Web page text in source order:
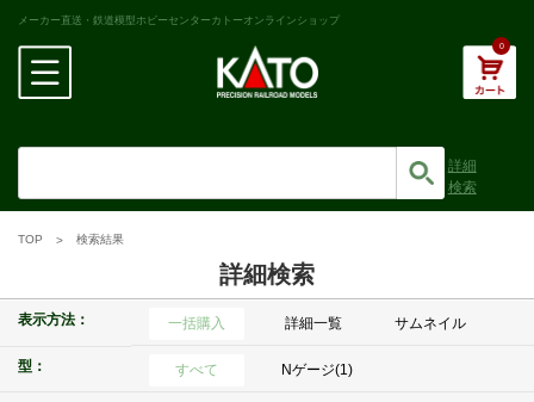
メーカー直送・鉄道模型ホビーセンターカトーオンラインショップ
0
詳細
検索
TOP 検索結果
詳細検索
表示方法： 一括購入 詳細一覧 サムネイル
型： すべて Nゲージ(1)